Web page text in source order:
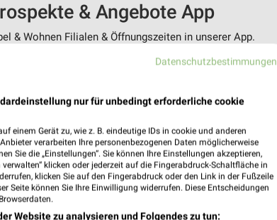
& Angebote App
& Wohnen Filialen & Öffnungszeiten in unserer App.
bei neuen Prospekten
- Einkauf stressfrei planen
– App jetzt laden oder QR-Code scannen.
Datenschutzbestimmungen
nur für unbedingt erforderliche cookie
einem Gerät zu, wie z. B. eindeutige IDs in cookie und anderen
verarbeiten Ihre personenbezogenen Daten möglicherweise
Sie die „Einstellungen“. Sie können Ihre Einstellungen akzeptieren,
klicken oder jederzeit auf die Fingerabdruck-Schaltfläche in
klicken Sie auf den Fingerabdruck oder den Link in der Fußzeile
Seite können Sie Ihre Einwilligung widerrufen. Diese Entscheidungen
Website zu analysieren und Folgendes zu tun: